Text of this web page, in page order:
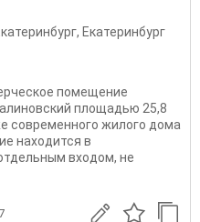
, Екатеринбург
помещение
площадью 25,8
современного жилого дома
находится в
входом, не